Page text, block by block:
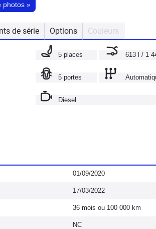
photos »
de série Options Couleurs
5 places 613 l / 1
5 portes
Diesel
01/09/2020
17/03/2022
36 mois ou 100 000 km
NC